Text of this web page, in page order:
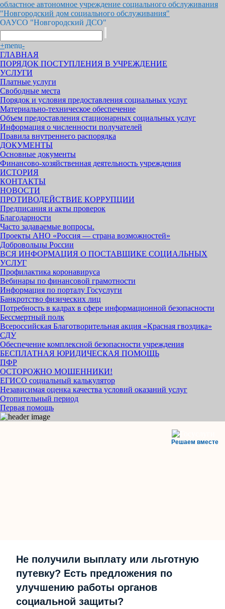
областное автономное учреждение социального обслуживания
"Новгородский дом социального обслуживания"
ОАУСО "Новгородский ДСО"
+menu-
ГЛАВНАЯ
ПОРЯДОК ПОСТУПЛЕНИЯ В УЧРЕЖДЕНИЕ
УСЛУГИ
Платные услуги
Свободные места
Порядок и условия предоставления социальных услуг
Материально-техническое обеспечение
Объем предоставления стационарных социальных услуг
Информация о численности получателей
Правила внутреннего распорядка
ДОКУМЕНТЫ
Основные документы
Финансово-хозяйственная деятельность учреждения
ИСТОРИЯ
КОНТАКТЫ
НОВОСТИ
ПРОТИВОДЕЙСТВИЕ КОРРУПЦИИ
Предписания и акты проверок
Благодарности
Часто задаваемые вопросы.
Проекты АНО «Россия — страна возможностей»
Добровольцы России
ВСЯ ИНФОРМАЦИЯ О ПОСТАВЩИКЕ СОЦИАЛЬНЫХ
УСЛУГ
Профилактика коронавируса
Вебинары по финансовой грамотности
Информация по порталу Госуслуги
Банкротство физических лиц
Потребность в кадрах в сфере информационной безопасности
Бессмертный полк
Всероссийская Благотворительная акция «Красная гвоздика»
СДУ
Обеспечение комплексной безопасности учреждения
БЕСПЛАТНАЯ ЮРИДИЧЕСКАЯ ПОМОЩЬ
ПФР
ОСТОРОЖНО МОШЕННИКИ!
ЕГИСО социальный калькулятор
Независимая оценка качества условий оказаний услуг
Отопительный период
Первая помощь
Решаем вместе
Не получили выплату или льготную
путевку? Есть предложения по
улучшению работы органов
социальной защиты?